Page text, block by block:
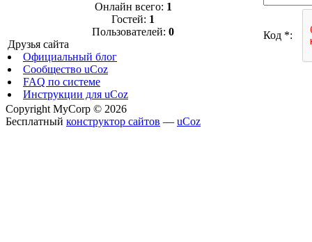
Онлайн всего: 1
Гостей: 1
Пользователей: 0
Друзья сайта
Официальный блог
Сообщество uCoz
FAQ по системе
Инструкции для uCoz
Код *:
Copyright MyCorp © 2026
Бесплатный конструктор сайтов — uCoz